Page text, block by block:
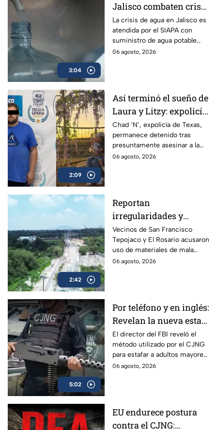
3:04
Jalisco combaten crisis
de agua y llevan
suministro potable
gratuito a colonias
afectadas
La crisis de agua en Jalisco es
atendida por el SIAPA con
suministro de agua potable
gratuito, nuevas obras de
06 agosto, 2026
2:09
Así terminó el sueño de
Laura y Litzy: expolicía
de Texas permanece
detenido por
multihomicidio en
Saltillo
Chad ‘N’, expolicía de Texas,
permanece detenido tras
presuntamente asesinar a la
familia de su expareja en
06 agosto, 2026
2:42
Reportan
irregularidades y
posible desvío de
recursos en obras
viales de Cuautitlán
Izcalli, Edomex
Vecinos de San Francisco
Tepojaco y El Rosario acusaron
uso de materiales de mala
calidad en una obra de 23
06 agosto, 2026
5:02
Por teléfono y en inglés:
Revelan la nueva estafa
del CJNG a adultos
mayores de Estados
Unidos
El director del FBI reveló el
método utilizado por el CJNG
para estafar a adultos mayores
de Estados Unidos desde
06 agosto, 2026
EU endurece postura
contra el CJNG: